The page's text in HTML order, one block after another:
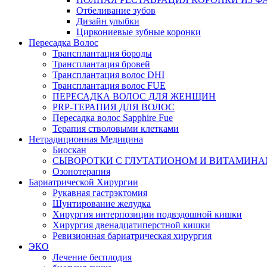
Отбеливание зубов
Дизайн улыбки
Циркониевые зубные коронки
Пересадка Волос
Трансплантация бороды
Трансплантация бровей
Трансплантация волос DHI
Трансплантация волос FUE
ПЕРЕСАДКА ВОЛОС ДЛЯ ЖЕНЩИН
PRP-ТЕРАПИЯ ДЛЯ ВОЛОС
Пересадка волос Sapphire Fue
Терапия стволовыми клетками
Нетрадиционная Медицина
Биоскан
СЫВОРОТКИ С ГЛУТАТИОНОМ И
Озонотерапия
Бариатрической Хирургии
Рукавная гастрэктомия
Шунтирование желудка
Хирургия интерпозиции подвздошной кишки
Хирургия двенадцатиперстной кишки
Ревизионная бариатрическая хирургия
ЭКО
Лечение бесплодия